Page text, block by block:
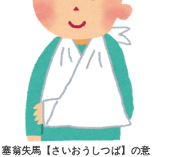
塞翁失馬【さいおうしつば】の意